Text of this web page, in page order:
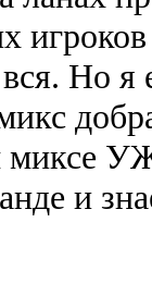
вся.
миксе
и